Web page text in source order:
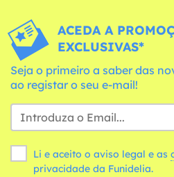
ACEDA A
EXCLUSIVAS*
Seja o primeiro a saber das
ao registar o seu e-mail!
Li e aceito o aviso legal e as
privacidade da Funidelia.